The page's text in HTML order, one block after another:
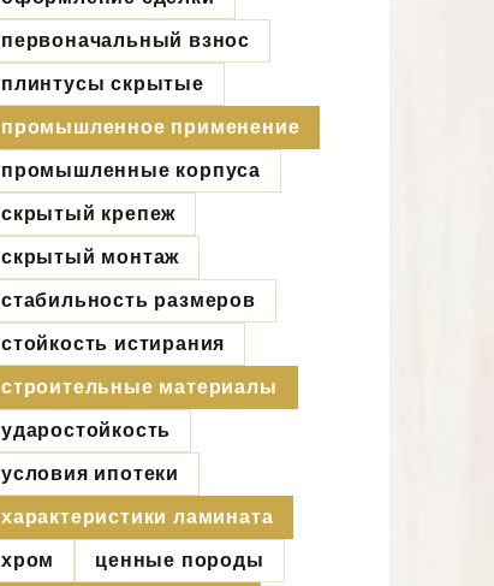
первоначальный взнос
плинтусы скрытые
промышленное применение
промышленные корпуса
скрытый крепеж
скрытый монтаж
стабильность размеров
стойкость истирания
строительные материалы
ударостойкость
условия ипотеки
характеристики ламината
хром ценные породы